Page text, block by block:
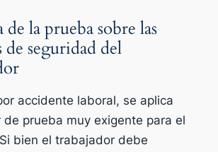
de la prueba sobre las
de seguridad del
accidente laboral, se aplica
de prueba muy exigente para el
bien el trabajador debe